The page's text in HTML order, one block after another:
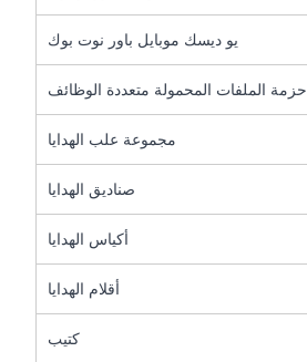
يو ديسك موبايل باور نوت بوك
حزمة الملفات المحمولة متعددة الوظائف
مجموعة علب الهدايا
صناديق الهدايا
أكياس الهدايا
أقلام الهدايا
كتيب